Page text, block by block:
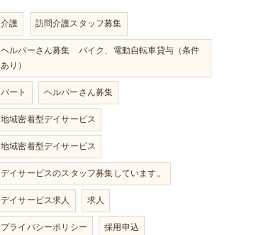
介護
訪問介護スタッフ募集
ヘルパーさん募集 バイク、電動自転車貸与（条件
あり）
パート
ヘルパーさん募集
地域密着型デイサービス
地域密着型デイサービス
デイサービスのスタッフ募集しています。
デイサービス求人
求人
プライバシーポリシー
採用申込